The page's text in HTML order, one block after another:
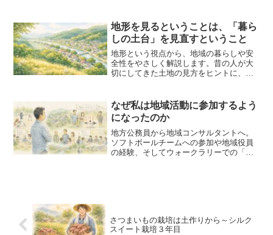
地形を見るということは、「暮ら
しの土台」を見直すということ
地形という視点から、地域の暮らしや安
全性をやさしく解説します。昔の人が大
切にしてきた土地の見方をヒントに、こ
す。
なぜ私は地域活動に参加するよう
になったのか
地方公務員から地域コンサルタントへ。
ソフトボールチームへの参加や地域役員
の経験、そしてウォークラリーでの「圧
さつまいもの栽培は土作りから～シルク
スイート栽培３年目